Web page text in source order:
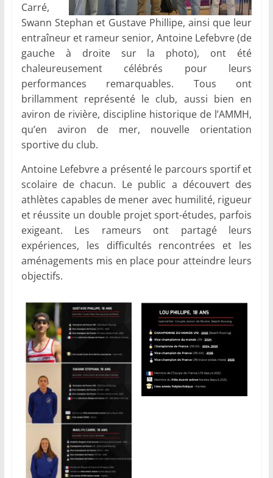
Carré,
Swann Stephan et Gustave Phillipe, ainsi que leur
entraîneur et rameur senior, Antoine Lefebvre (de
gauche à droite sur la photo), ont été
chaleureusement célébrés pour leurs
performances remarquables. Tous ont
brillamment représenté le club, aussi bien en
aviron de rivière, discipline historique de l’AMMH,
qu’en aviron de mer, nouvelle orientation
sportive du club.
Antoine Lefebvre a présenté le parcours sportif et
scolaire de chacun. Le public a découvert des
athlètes capables de mener avec humilité, rigueur
et réussite un double projet sport-études, parfois
exigeant. Les rameurs ont partagé leurs
expériences, les difficultés rencontrées et les
aménagements mis en place pour atteindre leurs
objectifs.